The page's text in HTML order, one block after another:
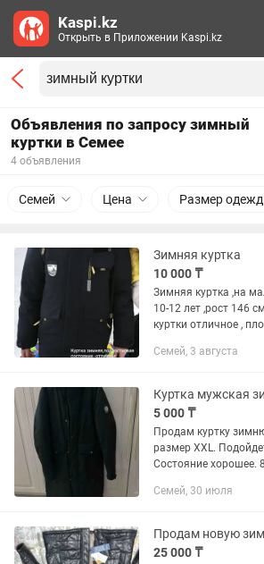
Объявления по запросу зимный
куртки в Семее
4 объявления
Семей Цена Размер
Зимняя куртка
10 000 ₸
Зимняя куртка ,на
10-12 лет ,рост 146
куртки отличное ,
,очень теплая
Семей, 3 августа
Куртка мужская
5 000 ₸
Продам куртку
размер XXL.
Состояние хорошее.
Семей, 30 июля
25 000 ₸
Kaspi.kz
Открыть в Приложении Kaspi.kz